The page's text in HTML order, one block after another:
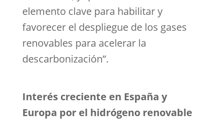
elemento clave para habilitar y
favorecer el despliegue de los gases
renovables para acelerar la
descarbonización”.
Interés creciente en España y
Europa por el hidrógeno renovable